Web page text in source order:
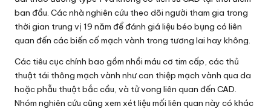
ban đầu. Các nhà nghiên cứu theo dõi người tham gia trong
thời gian trung vị 19 năm để đánh giá liệu béo bụng có liên
quan đến các biến cố mạch vành trong tương lai hay không.
Các tiêu cục chính bao gồm nhồi máu cơ tim cấp, các thủ
thuật tái thông mạch vành như can thiệp mạch vành qua da
hoặc phẫu thuật bắc cầu, và tử vong liên quan đến CAD.
Nhóm nghiên cứu cũng xem xét liệu mối liên quan này có khác